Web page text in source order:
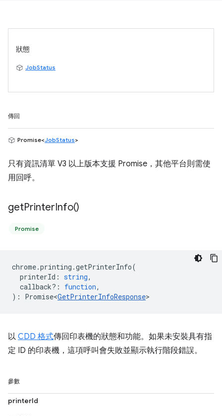
狀態
JobStatus
傳回
Promise<JobStatus>
只有資訊清單 V3 以上版本支援 Promise，其他平台則需使
用回呼。
getPrinterInfo()
Promise
chrome.printing .getPrinterInfo(
printerId : string,
callback? : function,
) : Promise<GetPrinterInfoResponse>
以 CDD 格式傳回印表機的狀態和功能。如果未安裝具有指
定 ID 的印表機，這項呼叫會失敗並顯示執行階段錯誤。
參數
printerId